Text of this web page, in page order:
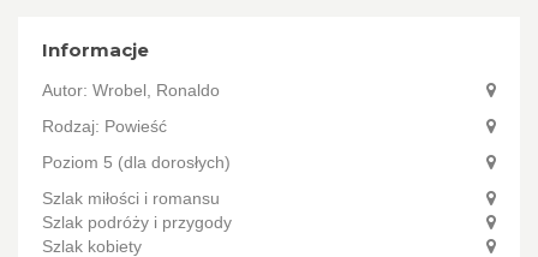
Informacje
Autor: Wrobel, Ronaldo
Rodzaj: Powieść
Poziom 5 (dla dorosłych)
Szlak miłości i romansu
Szlak podróży i przygody
Szlak kobiety